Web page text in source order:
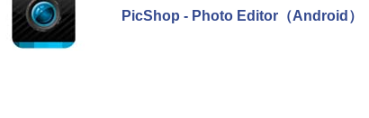
PicShop - Photo Editor（Android）